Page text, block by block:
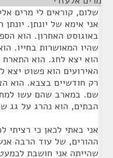
שלום, קוראים לי מרים
אני אימא של יונתן.
באוגוסט האחרון. הוא
שהיו המאושרות בחייו.
הוא יצא לחג. הוא התארח
האירועים הוא פשוט יצא
רק חודשיים בצבא. הוא
שם. במארב שהם עשו
הבתים, הוא נהרג על גג
אני באתי לכאן כי
ההורים, של עוד הרבה